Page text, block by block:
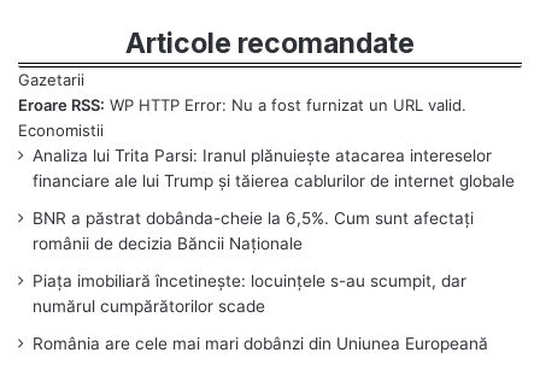
Articole recomandate
Eroare RSS: WP HTTP Error: Nu a fost furnizat un URL valid.
Analiza lui Trita Parsi: Iranul plănuiește atacarea intereselor
financiare ale lui Trump și tăierea cablurilor de internet globale
BNR a păstrat dobânda-cheie la 6,5%. Cum sunt afectați
românii de decizia Băncii Naționale
Piața imobiliară încetinește: locuințele s-au scumpit, dar
numărul cumpărătorilor scade
România are cele mai mari dobânzi din Uniunea Europeană